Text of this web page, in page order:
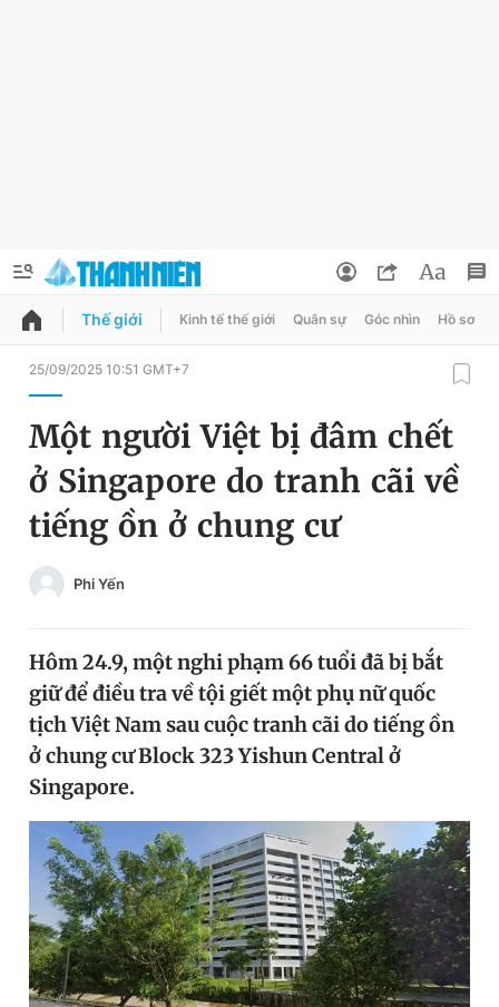
QUẢNG CÁO
Chuyên mục
Chuyên mục khác
Chào ngày mới
Video Magazine
Sản phẩm khác
Tiện ích Bạn cần biết
Thông tin tòa soạn Liên hệ quảng cáo
Đổi mật khẩu
Tin đã lưu
Tin đã xem
Thế giới Kinh tế thế giới Quân sự Góc nhìn Hồ sơ
25/09/2025 10:51 GMT+7
Một người Việt bị đâm chết
ở Singapore do tranh cãi về
tiếng ồn ở chung cư
Phi Yến
Hôm 24.9, một nghi phạm 66 tuổi đã bị bắt
giữ để điều tra về tội giết một phụ nữ quốc
tịch Việt Nam sau cuộc tranh cãi do tiếng ồn
ở chung cư Block 323 Yishun Central ở
Singapore.